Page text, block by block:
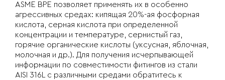
ASME BPE позволяет применять их в особенно
агрессивных средах: кипящая 20%-ая фосфорная
кислота, серная кислота при определенной
концентрации и температуре, сернистый газ,
горячие органические кислоты (уксусная, яблочная,
молочная и др.). Для получения исчерпывающей
информации по совместимости фитингов из стали
AISI 316L с различными средами обратитесь к